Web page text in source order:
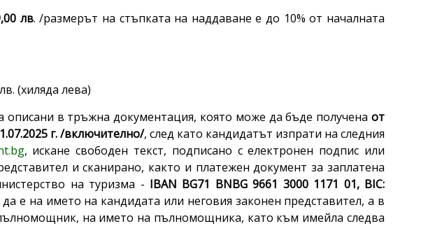
лв. /размерът на стъпката на наддаване е до 10% от началната
(хиляда лева)
в тръжна документация, която може да бъде получена от
г. /включително/, след като кандидатът изпрати на следния
, искане свободен текст, подписано с електронен подпис или
и сканирано, както и платежен документ за заплатена
на туризма - IBAN BG71 BNBG 9661 3000 1171 01, BIC:
е на името на кандидата или неговия законен представител, а в
на името на пълномощника, като към имейла следва